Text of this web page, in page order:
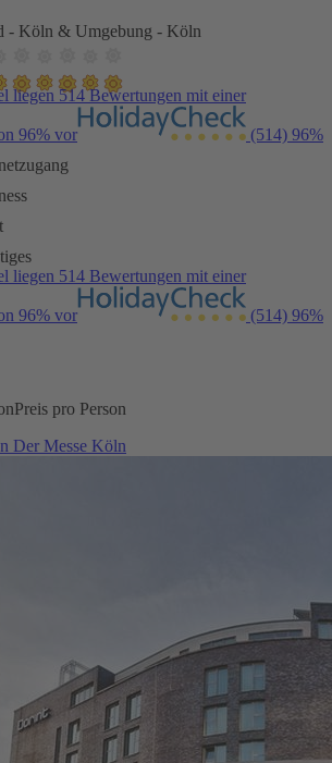
- Köln & Umgebung - Köln
liegen 514 Bewertungen mit einer
96% vor (514) 96%
liegen 514 Bewertungen mit einer
96% vor (514) 96%
Preis pro Person
Der Messe Köln